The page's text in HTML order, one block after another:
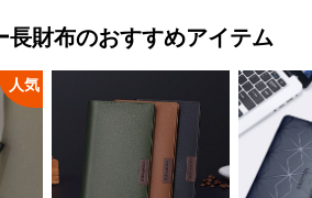
長財布のおすすめアイテム
人気